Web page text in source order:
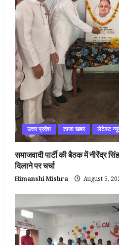
उत्तर प्रदेश ताजा खबर लेटेस्ट
समाजवादी पार्टी की बैठक में नीरेंद्र
दिलाने पर चर्चा
Himanshi Mishra August 5,